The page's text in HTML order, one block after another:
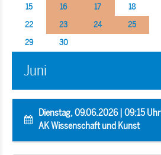
15
16 17 18
22
23 24 25
29
30
Juni
Dienstag, 09.06.2026 | 09:15 Uhr
AK Wissenschaft und Kunst